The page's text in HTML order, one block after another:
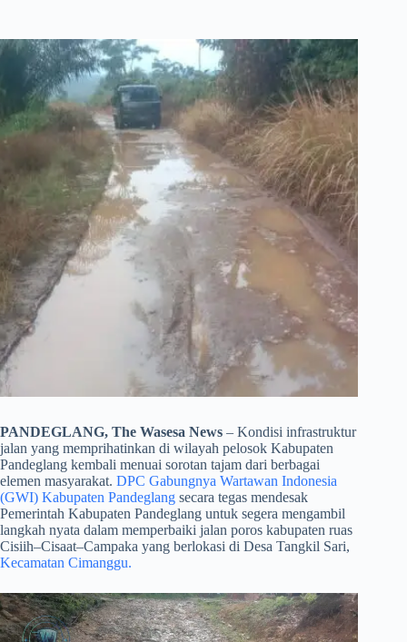
PANDEGLANG, The Wasesa News – Kondisi infrastruktur
jalan yang memprihatinkan di wilayah pelosok Kabupaten
Pandeglang kembali menuai sorotan tajam dari berbagai
elemen masyarakat. DPC Gabungnya Wartawan Indonesia
(GWI) Kabupaten Pandeglang secara tegas mendesak
Pemerintah Kabupaten Pandeglang untuk segera mengambil
langkah nyata dalam memperbaiki jalan poros kabupaten ruas
Cisiih–Cisaat–Campaka yang berlokasi di Desa Tangkil Sari,
Kecamatan Cimanggu.